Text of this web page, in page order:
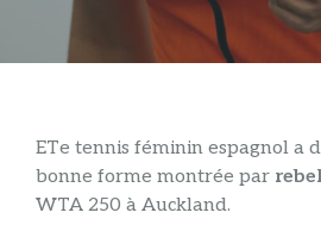
ETe tennis féminin espagnol a
bonne forme montrée par
WTA 250 à Auckland.